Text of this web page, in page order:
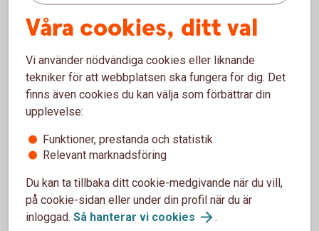
Fria uttag. Med Placeringskonto Företag skapar du
en ekonomisk buffert för ditt företag, samtidigt som
PlaceringskontoFöretag
Skogslikvidkonto eller skogskonto?
Vi förklarar skillnaden.
Våra cookies, ditt val
Vi använder nödvändiga cookies eller liknande
tekniker för att webbplatsen ska fungera för dig. Det
finns även cookies du kan välja som förbättrar din
upplevelse:
Funktioner, prestanda och statistik
Relevant marknadsföring
Du kan ta tillbaka ditt cookie-medgivande när du vill,
på cookie-sidan eller under din profil när du är
inloggad. Så hanterar vi cookies .